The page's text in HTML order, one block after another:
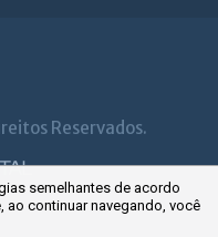
semelhantes de acordo
ao continuarnavegando, você
Reservados.